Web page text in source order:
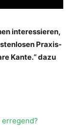
interessieren,
Praxis-
Kante.“ dazu